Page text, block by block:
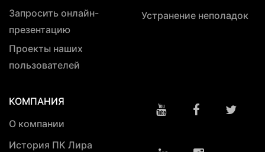
Запросить онлайн-
презентацию
Проекты наших
пользователей
Устранение неполадок
КОМПАНИЯ
О компании
История ПК Лира